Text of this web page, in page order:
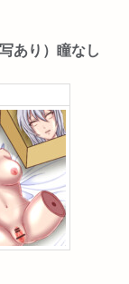
あり）瞳なし